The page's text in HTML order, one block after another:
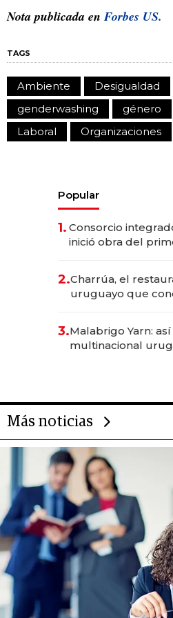
Nota publicada enForbes US.
TAGS
Ambiente Desigualdad
genderwashing
género
Laboral
Organizaciones
Popular
1. Consorcio
inició obra del
millones
2.Charrúa, el
uruguayo que
anticipación y
3.Malabrigo Yarn:
multinacional
Más noticias